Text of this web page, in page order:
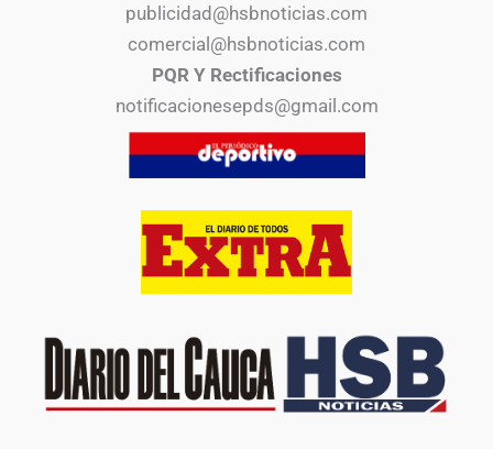
publicidad@hsbnoticias.com
comercial@hsbnoticias.com
PQR Y Rectificaciones
notificacionesepds@gmail.com